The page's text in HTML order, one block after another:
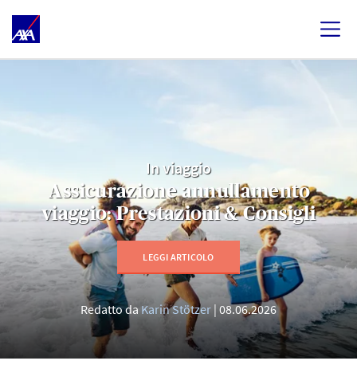
In viaggio
Assicurazione annullamento
viaggio: Prestazioni & Consigli
LEGGI ARTICOLO
Redatto da Karin Stötzer 08.06.2026